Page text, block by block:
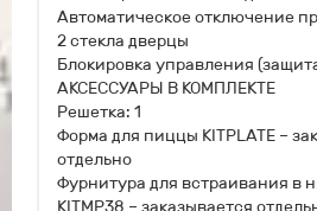
Автоматическое отключение
2 стекла дверцы
Блокировка управления
АКСЕССУАРЫ В КОМПЛЕКТЕ
Решетка: 1
Форма для пиццы KITPLATE –
отдельно
Фурнитура для встраивания в
KITMP38 – заказывается